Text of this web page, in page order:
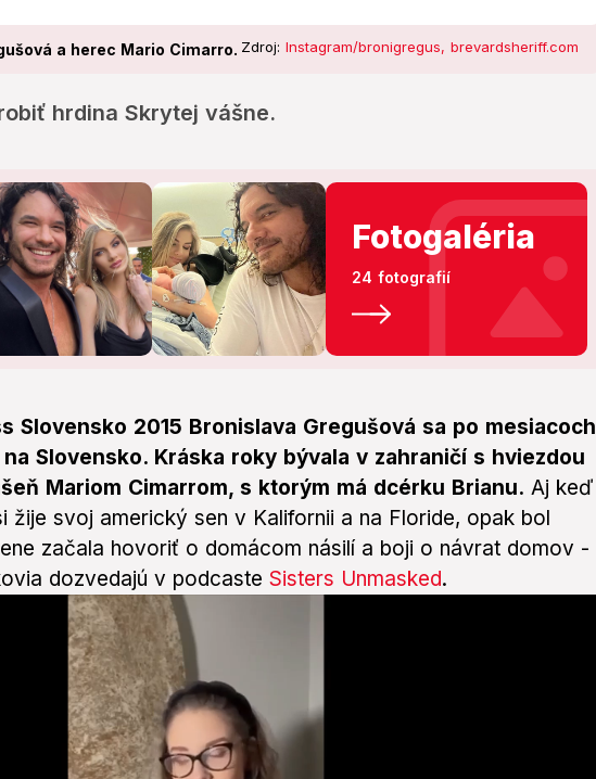
a herec Mario Cimarro. Zdroj: Instagram/bronigregus, brevardsheriff.com
hrdina Skrytej vášne.
Fotogaléria
24 fotografií
Slovensko 2015 Bronislava Gregušová sa po mesiacoch
Slovensko. Kráska roky bývala v zahraničí s hviezdou
Mariom Cimarrom, s ktorým má dcérku Brianu. Aj keď
žije svoj americký sen v Kalifornii a na Floride, opak bol
začala hovoriť o domácom násilí a boji o návrat domov -
dozvedajú v podcaste Sisters Unmasked.